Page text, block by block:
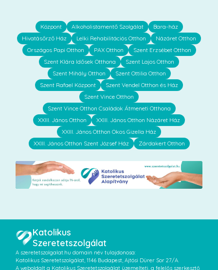
Központ Alkoholistamentő Szolgálat
Bara-ház
Hivatásőrző Ház
Lelki Rehabilitációs Otthon
Názáret Otthon
Országos Papi Otthon
PAX Otthon
Szent Erzsébet Otthon
Szent Klára Idősek Otthona
Szent Lajos Otthon
Szent Mihály Otthon
Szent Ottilia Otthon
Szent Rafael Központ
Szent Vendel Otthon és Ház
Szent Vince Otthon
Szent Vince Otthon Családok Átmeneti Otthona
XXIII. János Otthon
XXIII. János Otthon Názáret Ház
XXIII. János Otthon Okos Gizella Ház
XXIII. János Otthon Szent József Ház
Zárdakert Otthon
Katolikus
Szeretetszolgálat
A szeretetszolgalat.hu domain név tulajdonosa:
Katolikus Szeretetszolgálat, 1146 Budapest, Ajtósi Dürer Sor 27/A.
A weboldalt a Katolikus Szeretetszolgálat üzemelteti, a felelős szerkesztő